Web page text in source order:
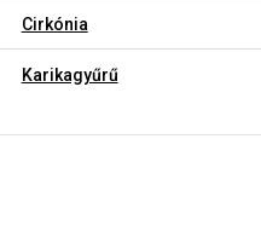
Cirkónia
Karikagyűrű